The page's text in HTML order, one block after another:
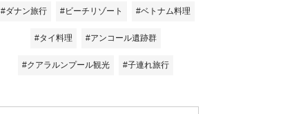
#ダナン旅行 #ビーチリゾート #ベトナム料理
#タイ料理 #アンコール遺跡群
#クアラルンプール観光 #子連れ旅行